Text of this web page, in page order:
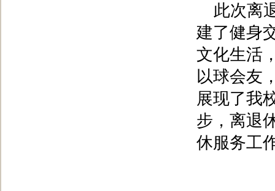
此次离
建了健身
文化生活
以球会友
展现了我
步，离退
休服务工